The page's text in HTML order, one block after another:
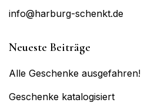
info@harburg-schenkt.de
Neueste Beiträge
Alle Geschenke ausgefahren!
Geschenke katalogisiert